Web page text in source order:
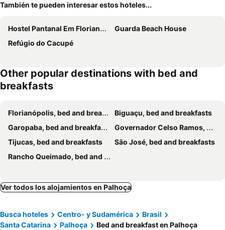
También te pueden interesar estos hoteles...
Hostel Pantanal Em Florianopolis
Guarda Beach House
Refúgio do Cacupé
Other popular destinations with bed and
breakfasts
Florianópolis, bed and breakfasts
Biguaçu, bed and breakfasts
Garopaba, bed and breakfasts
Governador Celso Ramos, bed and breakfasts
Tijucas, bed and breakfasts
São José, bed and breakfasts
Rancho Queimado, bed and breakfasts
Ver todos los alojamientos en Palhoça
Busca hoteles Centro- y Sudamérica
Brasil
Santa Catarina
Palhoça Bed and breakfast en Palhoça